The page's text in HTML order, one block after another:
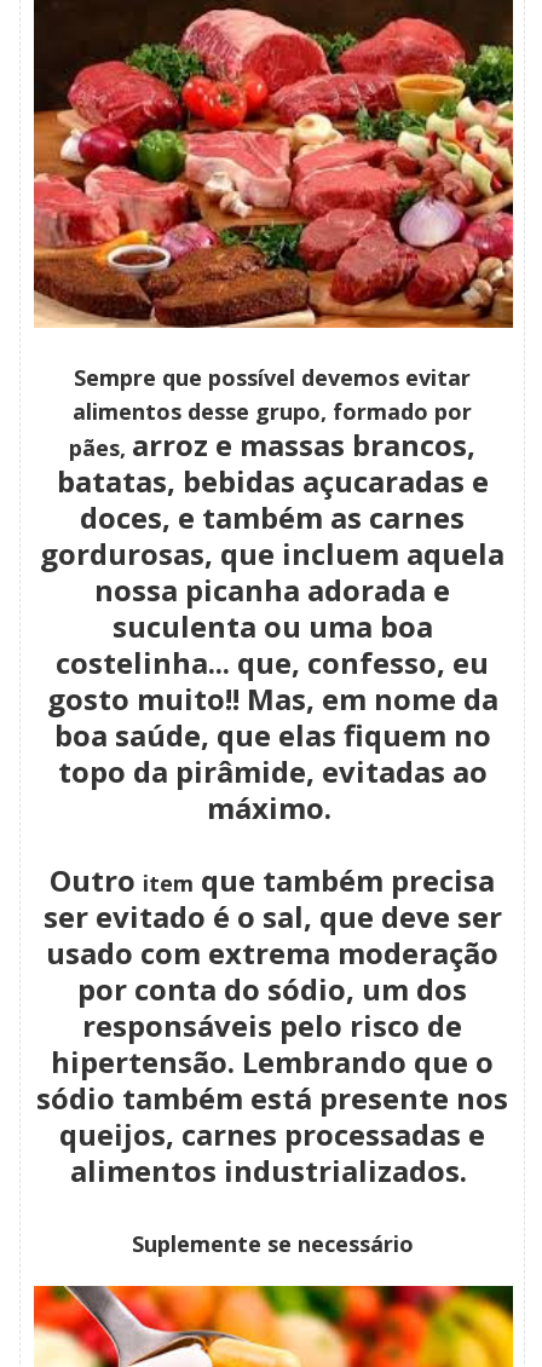
Sempre que possível devemos evitar
alimentos desse grupo, formado por
pães, arroz e massas brancos,
batatas, bebidas açucaradas e
doces, e também as carnes
gordurosas, que incluem aquela
nossa picanha adorada e
suculenta ou uma boa
costelinha... que, confesso, eu
gosto muito!! Mas, em nome da
boa saúde, que elas fiquem no
topo da pirâmide, evitadas ao
máximo.
Outro item que também precisa
ser evitado é o sal, que deve ser
usado com extrema moderação
por conta do sódio, um dos
responsáveis pelo risco de
hipertensão. Lembrando que o
sódio também está presente nos
queijos, carnes processadas e
alimentos industrializados.
Suplemente se necessário